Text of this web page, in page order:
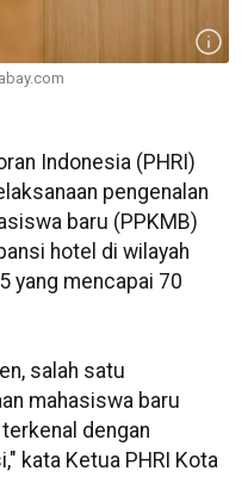
Indonesia (PHRI)
pengenalan
baru (PPKMB)
hotel di wilayah
yang mencapai 70
salah satu
mahasiswa baru
dengan
kata Ketua PHRI Kota